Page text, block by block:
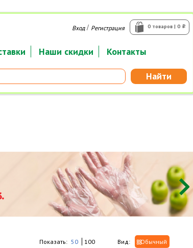
Наши скидки Контакты
Найти
0 товаров | 0 i
Вход/ Регистрация
Показать: 50 100 Вид:
Обычный